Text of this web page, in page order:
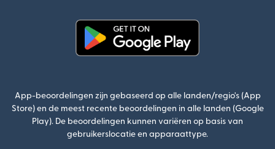
App-beoordelingen zijn gebaseerd op alle landen/regio's (App
Store) en de meest recente beoordelingen in alle landen (Google
Play). De beoordelingen kunnen variëren op basis van
gebruikerslocatie en apparaattype.